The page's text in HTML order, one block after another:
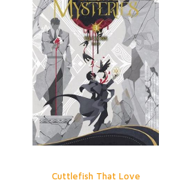
Cuttlefish That Love